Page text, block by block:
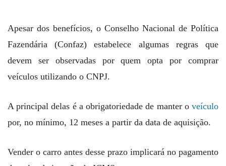
Apesar dos benefícios, o Conselho Nacional de Política
Fazendária (Confaz) estabelece algumas regras que
devem ser observadas por quem opta por comprar
veículos utilizando o CNPJ.
A principal delas é a obrigatoriedade de manter oveículo
por, no mínimo, 12 meses a partir da data de aquisição.
Vender o carro antes desse prazo implicará no pagamento